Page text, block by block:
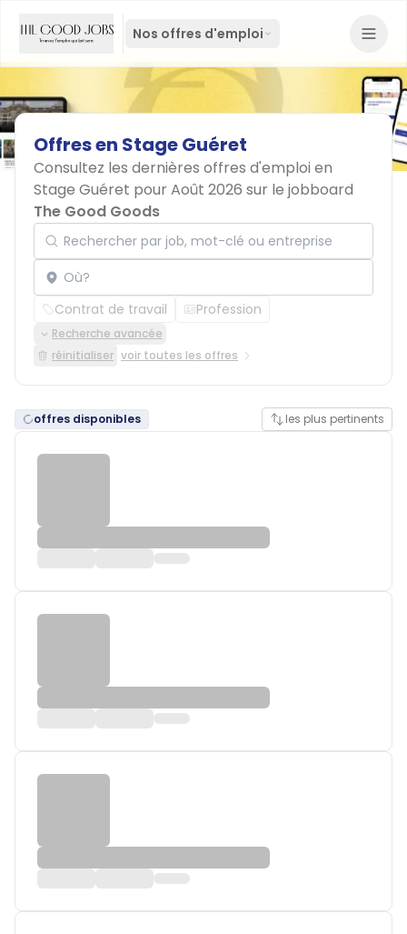
Nos offres d'emploi
Offresen StageGuéret
Consultez les dernières offres d'emploi en
Stage Guéret pour Août 2026 sur le jobboard
The Good Goods
Rechercher par job, mot-clé ou entreprise
Localisation
Contrat de travail Profession
Recherche avancée
réinitialiser voir toutes les offres
offres disponibles les plus pertinents